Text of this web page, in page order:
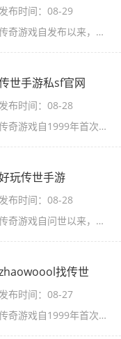
发布时间：08-29
传奇游戏自发布以来，便以其开放的世界观、自由的角色发展和激烈的战斗吸引了大批玩家。在SF手游中，传奇的精神得到了完美的延续。玩家可以自由选择职业、组队挑战BOSS、收集装备，体验到成就感与刺激感。角色扮演的多样性在SF手游中，角色扮演是游戏
世手游私sf官网
发布时间：08-28
传奇游戏自1999年首次推出以来，就以其独特的角色扮演（RPG）玩法和庞大的游戏世界吸引了无数玩家。在这款游戏中，玩家不仅能够体验到战斗的快感，还能享受到与其他玩家互动的乐趣。传世手游将这些经典元素与现代技术相结合，创造出一个更加生动、逼真
玩传世手游
发布时间：08-28
传奇游戏自问世以来，便以其丰富的剧情、精美的画面和多样的职业选择赢得了无数玩家的喜爱。在好玩传世手游中，玩家可以体验到原汁原味的传奇玩法，感受到战斗的热血与激情。游戏中有多个职业供玩家选择，战士、法师和道士三大职业各具特色，其中战士职业以其
找传世
发布时间：08-27
传奇游戏自1999年首次推出以来，便在全球范围内赢得了大量玩家的喜爱。游戏以其独特的玩法、丰富的职业设定和激情的战斗系统，成为了角色扮演游戏中的一颗璀璨明珠。Zhaowoool找传世承袭了传奇游戏的经典元素，同时加入了全新的玩法和系统，旨在